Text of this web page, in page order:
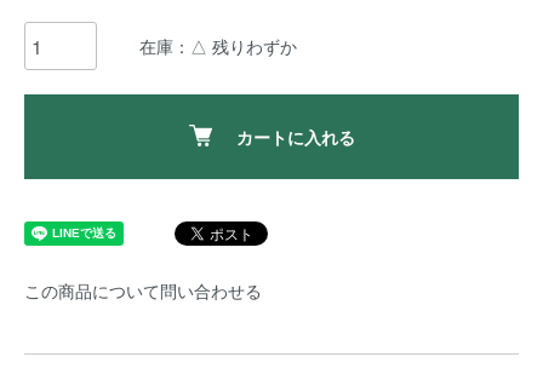
在庫：△ 残りわずか
カートに入れる
この商品について問い合わせる